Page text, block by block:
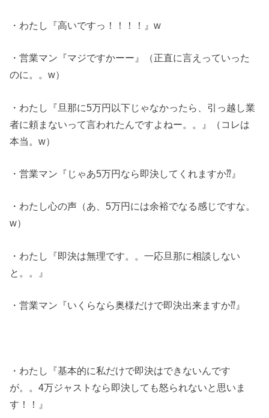
・わたし『高いですっ！！！！』w
・営業マン『マジですかーー』（正直に言えっていった
のに。。w）
・わたし『旦那に5万円以下じゃなかったら、引っ越し業
者に頼まないって言われたんですよねー。。』（コレは
本当。w）
・営業マン『じゃあ5万円なら即決してくれますか⁇』
・わたし心の声（あ、5万円には余裕でなる感じですな。
w）
・わたし『即決は無理です。。一応旦那に相談しない
と。。』
・営業マン『いくらなら奥様だけで即決出来ますか⁇』
・わたし『基本的に私だけで即決はできないんです
が。。4万ジャストなら即決しても怒られないと思いま
す！！』